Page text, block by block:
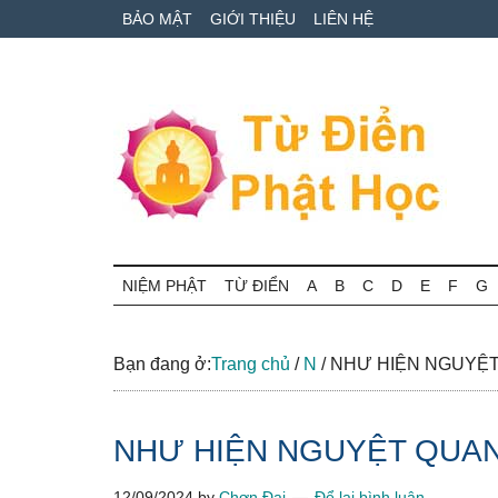
to
to
qua
BẢO MẬT GIỚI THIỆU LIÊN HỆ
Từ
điển
Phật
cứu
thuật
Phật
học
NIỆM PHẬT TỪ ĐIỂN A B C D E F G
Bạn đang ở:Trang chủ / N /NHƯ HIỆN
NHƯ HIỆN NGUYỆT